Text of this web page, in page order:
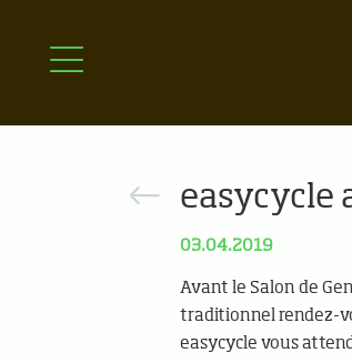
easycycle
03.04.2019
Avant le Salon de
traditionnel rendez-
easycycle vous